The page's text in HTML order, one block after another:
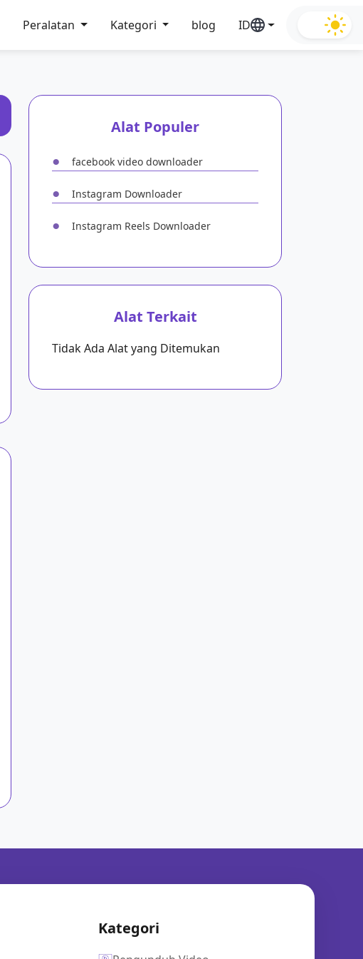
Peralatan Kategori blog ID
Alat Populer
●
facebook video downloader
● Instagram Downloader
● Instagram Reels Downloader
Alat Terkait
Tidak Ada Alat yang Ditemukan
Kategori